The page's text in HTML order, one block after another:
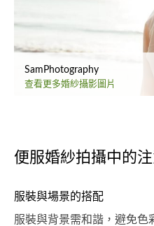
SamPhotography
查看更多婚紗攝影圖片
便服婚紗拍攝中的
服裝與場景的搭配
服裝與背景需和諧，避免色